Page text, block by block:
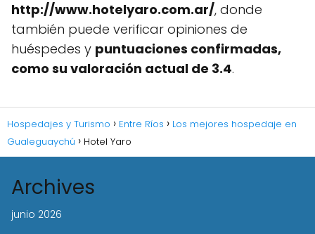
http://www.hotelyaro.com.ar/, donde
también puede verificar opiniones de
huéspedes y puntuaciones confirmadas,
como su valoración actual de 3.4.
Hospedajes y Turismo Entre Ríos
Los mejores hospedaje en
Gualeguaychú
Hotel Yaro
Archives
junio 2026